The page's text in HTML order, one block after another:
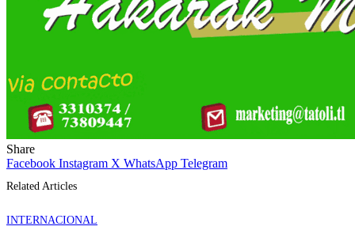
Share
Facebook Instagram X WhatsApp Telegram
Related Articles
INTERNACIONAL